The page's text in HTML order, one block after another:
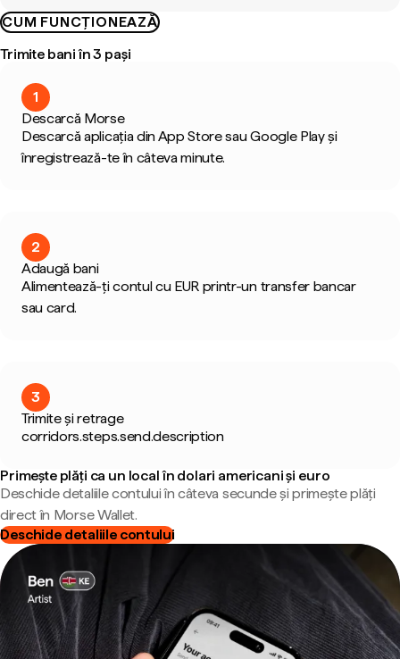
CUM FUNCȚIONEAZĂ
Trimite bani în 3 pași
1
Descarcă Morse
Descarcă aplicația din App Store sau Google Play și
înregistrează-te în câteva minute.
2
Adaugă bani
Alimentează-ți contul cu EUR printr-un transfer bancar
sau card.
3
Trimite și retrage
corridors.steps.send.description
Primește plăți ca un local în dolari americani și euro
Deschide detaliile contului în câteva secunde și primește plăți
direct în Morse Wallet.
Deschide detaliile contului